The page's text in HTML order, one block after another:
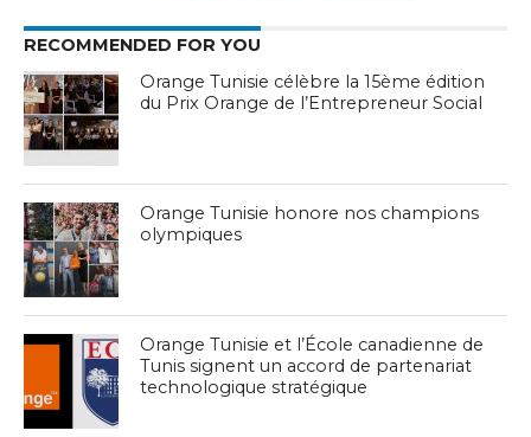
RECOMMENDED FOR YOU
Orange Tunisie célèbre la 15ème édition
du Prix Orange de l’Entrepreneur Social
Orange Tunisie honore nos champions
olympiques
Orange Tunisie et l’École canadienne de
Tunis signent un accord de partenariat
technologique stratégique